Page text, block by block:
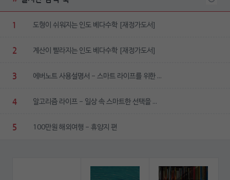
1 도형이 쉬워지는 인도 베다수학 [재정가도서]
2 계산이 빨라지는 인도 베다수학 [재정가도서]
3 에버노트 사용설명서 - 스마트 라이프를 위한 ...
4 알고리즘 라이프 - 일상 속 스마트한 선택을 ...
5 100만원 해외여행 - 휴양지 편